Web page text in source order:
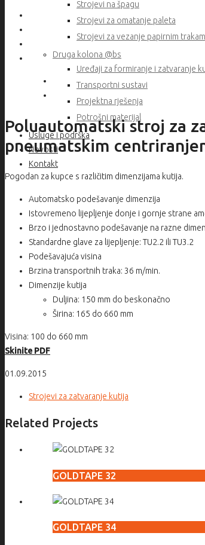
Strojevi na špagu
Strojevi za omatanje paleta
Strojevi za vezanje papirnim
Druga kolona @bs
Uređaji za formiranje i zatvaranje
Transportni sustavi
Projektna rješenja
Potrošni materijal
Usluge i podrška
Novosti
Kontakt
Poluautomatski stroj za
pneumatskim
Pogodan za kupce s različitim dimenzijama kutija.
Automatsko podešavanje dimenzija
Istovremeno lijepljenje donje i gornje strane
Brzo i jednostavno podešavanje na razne
Standardne glave za lijepljenje: TU2.2 ili TU3.2
Podešavajuća visina
Brzina transportnih traka: 36 m/min.
Dimenzije kutija
Duljina: 150 mm do beskonačno
Širina: 165 do 660 mm
Visina: 100 do 660 mm
Skinite PDF
01.09.2015
Strojevi za zatvaranje kutija
Related Projects
GOLDTAPE 32
GOLDTAPE 34